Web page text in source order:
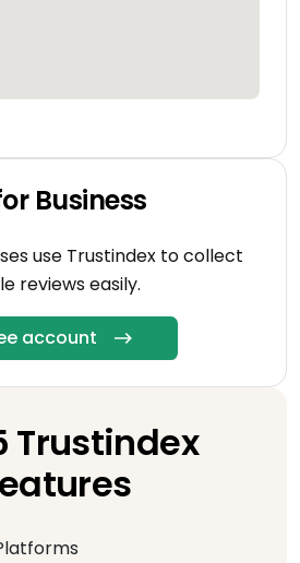
Business
use Trustindex to collect
reviews easily.
account
Trustindex